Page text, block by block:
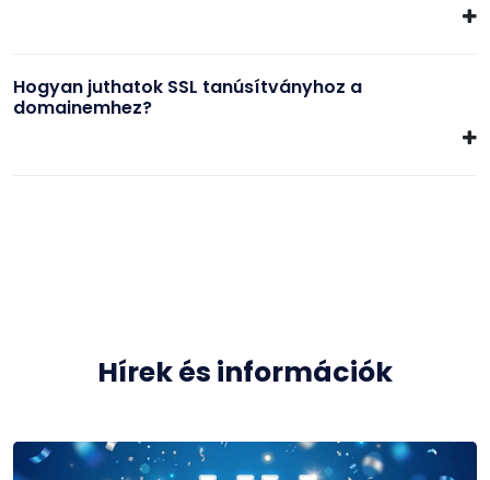
Hogyan juthatok SSL tanúsítványhoz a
domainemhez?
Hírek és információk